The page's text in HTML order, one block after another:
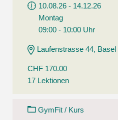
10.08.26 - 14.12.26
Montag
09:00 - 10:00 Uhr
Laufenstrasse 44, Basel
CHF 170.00
17 Lektionen
GymFit / Kurs